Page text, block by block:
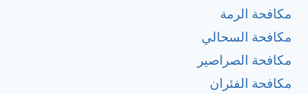
مكافحة الرمة
مكافحة السحالي
مكافحة الصراصير
مكافحة الفئران